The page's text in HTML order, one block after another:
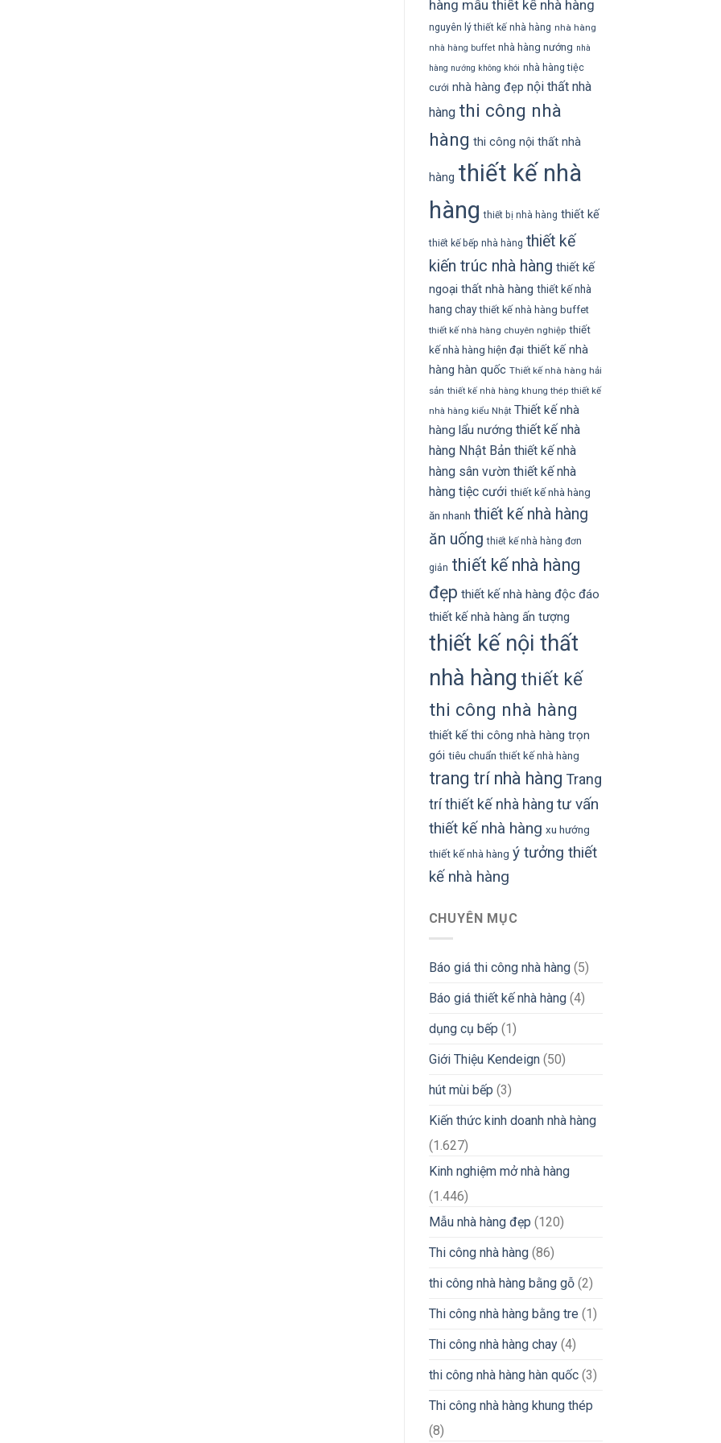
hàng mẫu thiết kế nhà hàng
nguyên lý thiết kế nhà hàng nhà hàng
nhà hàng buffet nhà hàng nướng nhà
hàng nướng không khói nhà hàng tiệc
cưới nhà hàng đẹp nội thất nhà
hàng thi công nhà
hàng thi công nội thất nhà
hàng thiết kế nhà
hàng thiết bị nhà hàng thiết kế
thiết kế bếp nhà hàng thiết kế
kiến trúc nhà hàng thiết kế
ngoại thất nhà hàng thiết kế nhà
hang chay thiết kế nhà hàng buffet
thiết kế nhà hàng chuyên nghiệp thiết
kế nhà hàng hiện đại thiết kế nhà
hàng hàn quốc Thiết kế nhà hàng hải
sản thiết kế nhà hàng khung thép thiết kế
nhà hàng kiểu Nhật Thiết kế nhà
hàng lẩu nướng thiết kế nhà
hàng Nhật Bản thiết kế nhà
hàng sân vườn thiết kế nhà
hàng tiệc cưới thiết kế nhà hàng
ăn nhanh thiết kế nhà hàng
ăn uống thiết kế nhà hàng đơn
giản thiết kế nhà hàng
đẹp thiết kế nhà hàng độc đáo
thiết kế nhà hàng ấn tượng
thiết kế nội thất
nhà hàng thiết kế
thi công nhà hàng
thiết kế thi công nhà hàng trọn
gói tiêu chuẩn thiết kế nhà hàng
trang trí nhà hàng Trang
trí thiết kế nhà hàng tư vấn
thiết kế nhà hàng xu hướng
thiết kế nhà hàng ý tưởng thiết
kế nhà hàng
CHUYÊN MỤC
Báo giá thi công nhà hàng(5)
Báo giá thiết kế nhà hàng(4)
dụng cụ bếp (1)
Giới Thiệu Kendeign(50)
hút mùi bếp (3)
Kiến thức kinh doanh nhà hàng
(1.627)
Kinh nghiệm mở nhà hàng
(1.446)
Mẫu nhà hàng đẹp (120)
Thi công nhà hàng(86)
thi công nhà hàng bằng gỗ(2)
Thi công nhà hàng bằng tre (1)
Thi công nhà hàng chay(4)
thi công nhà hàng hàn quốc(3)
Thi công nhà hàng khung thép
(8)